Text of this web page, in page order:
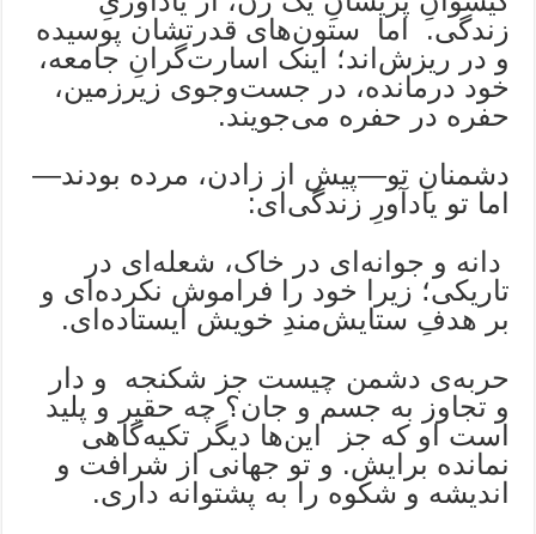
زندگی. اما ستون‌های قدرتشان پوسیده
و در ریزش‌اند؛ اینک اسارت‌گرانِ جامعه،
خود درمانده، در جست‌وجوی زیرزمین،
حفره در حفره می‌جویند.
دشمنانِ تو—پیش از زادن، مرده بودند—
اما تو یادآورِ زندگی‌ای:
دانه و جوانه‌ای در خاک، شعله‌ای در
تاریکی؛ زیرا خود را فراموش نکرده‌ای و
بر هدفِ ستایش‌مندِ خویش ایستاده‌ای.
حربه‌ی دشمن چیست جز شکنجه و دار
و تجاوز به جسم و جان؟ چه حقیر و پلید
است او که جز این‌ها دیگر تکیه‌گاهی
نمانده برایش. و تو جهانی از شرافت و
اندیشه و شکوه را به پشتوانه داری.